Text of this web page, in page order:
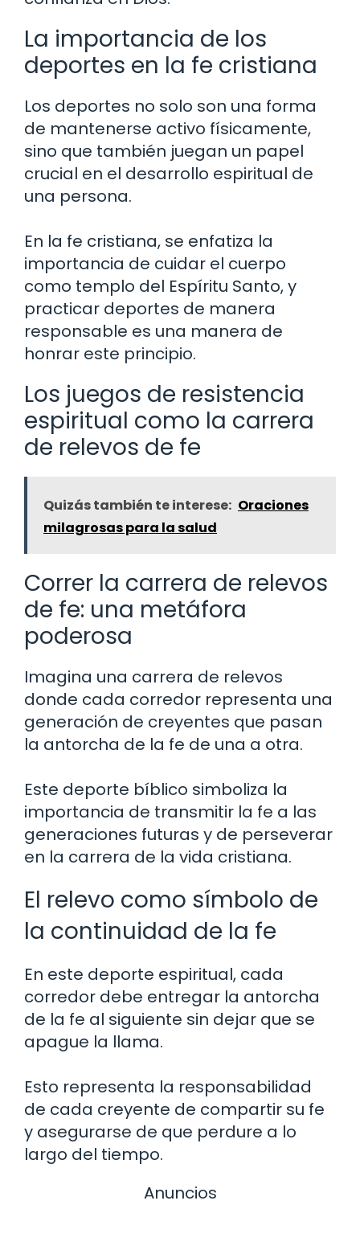
La importancia de los
deportes en la fe cristiana
Los deportes no solo son una forma
de mantenerse activo físicamente,
sino que también juegan un papel
crucial en el desarrollo espiritual de
una persona.
En la fe cristiana, se enfatiza la
importancia de cuidar el cuerpo
como templo del Espíritu Santo, y
practicar deportes de manera
responsable es una manera de
honrar este principio.
Los juegos de resistencia
espiritual como la carrera
de relevos de fe
Quizás también te interese: Oraciones
milagrosas para la salud
Correr la carrera de relevos
de fe: una metáfora
poderosa
Imagina una carrera de relevos
donde cada corredor representa una
generación de creyentes que pasan
la antorcha de la fe de una a otra.
Este deporte bíblico simboliza la
importancia de transmitir la fe a las
generaciones futuras y de perseverar
en la carrera de la vida cristiana.
El relevo como símbolo de
la continuidad de la fe
En este deporte espiritual, cada
corredor debe entregar la antorcha
de la fe al siguiente sin dejar que se
apague la llama.
Esto representa la responsabilidad
de cada creyente de compartir su fe
y asegurarse de que perdure a lo
largo del tiempo.
Anuncios